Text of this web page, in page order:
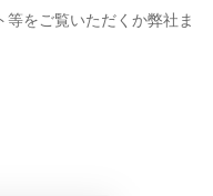
をご覧いただくか弊社ま